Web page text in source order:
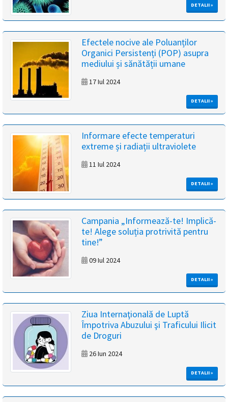
DETALII »
Efectele nocive ale Poluanților
Organici Persistenți (POP) asupra
mediului și sănătății umane
17 Iul 2024
DETALII »
Informare efecte temperaturi
extreme și radiații ultraviolete
11 Iul 2024
DETALII »
Campania „Informează-te! Implică-
te! Alege soluția protrivită pentru
tine!”
09 Iul 2024
DETALII »
Ziua Internaţională de Luptă
Împotriva Abuzului şi Traficului Ilicit
de Droguri
26 Iun 2024
DETALII »